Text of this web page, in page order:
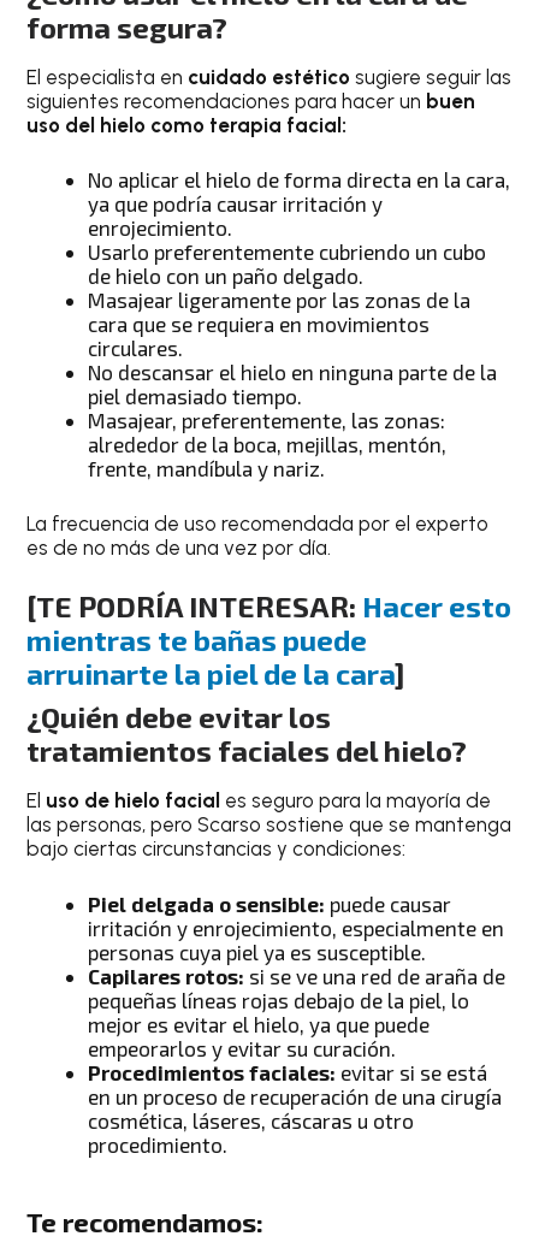
forma segura?
El especialista en cuidado estético sugiere seguir las
siguientes recomendaciones para hacer un buen
uso del hielo como terapia facial:
No aplicar el hielo de forma directa en la cara,
ya que podría causar irritación y
enrojecimiento.
Usarlo preferentemente cubriendo un cubo
de hielo con un paño delgado.
Masajear ligeramente por las zonas de la
cara que se requiera en movimientos
circulares.
No descansar el hielo en ninguna parte de la
piel demasiado tiempo.
Masajear, preferentemente, las zonas:
alrededor de la boca, mejillas, mentón,
frente, mandíbula y nariz.
La frecuencia de uso recomendada por el experto
es de no más de una vez por día.
[TE PODRÍA INTERESAR: Hacer esto
mientras te bañas puede
arruinarte la piel de la cara]
¿Quién debe evitar los
tratamientos faciales del hielo?
El uso de hielo facial es seguro para la mayoría de
las personas, pero Scarso sostiene que se mantenga
bajo ciertas circunstancias y condiciones:
Piel delgada o sensible: puede causar
irritación y enrojecimiento, especialmente en
personas cuya piel ya es susceptible.
Capilares rotos: si se ve una red de araña de
pequeñas líneas rojas debajo de la piel, lo
mejor es evitar el hielo, ya que puede
empeorarlos y evitar su curación.
Procedimientos faciales: evitar si se está
en un proceso de recuperación de una cirugía
cosmética, láseres, cáscaras u otro
procedimiento.
Te recomendamos: